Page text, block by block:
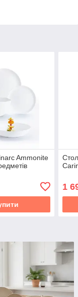
Ammonite
1